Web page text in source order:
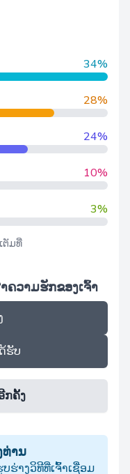
34%
28%
24%
10%
3%
ຕັມທີ່
ວາມຮັກຂອງເຈົ້າ
ຮັບ
ກຄັ້ງ
ານ
ຮ່າງວິທີທີ່ເຈົ້າເຊື່ອມ